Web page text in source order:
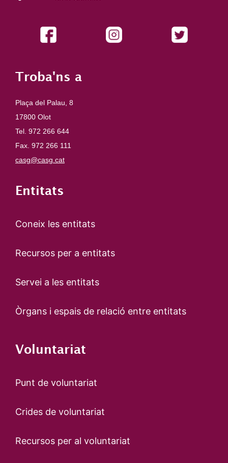
Troba'ns a
Plaça del Palau, 8
17800 Olot
Tel. 972 266 644
Fax. 972 266 111
casg@casg.cat
Entitats
Coneix les entitats
Recursos per a entitats
Servei a les entitats
Òrgans i espais de relació entre entitats
Voluntariat
Punt de voluntariat
Crides de voluntariat
Recursos per al voluntariat